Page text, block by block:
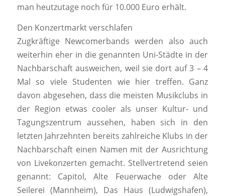
man heutzutage noch für 10.000 Euro erhält.
Den Konzertmarkt verschlafen
Zugkräftige Newcomerbands werden also auch
weiterhin eher in die genannten Uni-Städte in der
Nachbarschaft ausweichen, weil sie dort auf 3 – 4
Mal so viele Studenten wie hier treffen. Ganz
davon abgesehen, dass die meisten Musikclubs in
der Region etwas cooler als unser Kultur- und
Tagungszentrum aussehen, haben sich in den
letzten Jahrzehnten bereits zahlreiche Klubs in der
Nachbarschaft einen Namen mit der Ausrichtung
von Livekonzerten gemacht. Stellvertretend seien
genannt: Capitol, Alte Feuerwache oder Alte
Seilerei (Mannheim), Das Haus (Ludwigshafen),